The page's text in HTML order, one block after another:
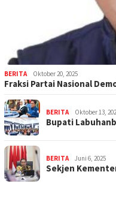
BERITA Oktober 20, 2025
Fraksi Partai Nasional
BERITA Oktober 13,
Bupati
BERITA Juni 6, 2025
Sekjen